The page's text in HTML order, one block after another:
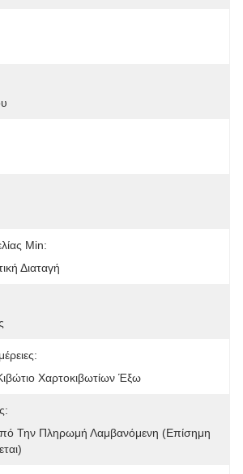
Min:
Διαταγή
Χαρτοκιβωτίων Έξω
Την Πληρωμή Λαμβανόμενη (επίσημη